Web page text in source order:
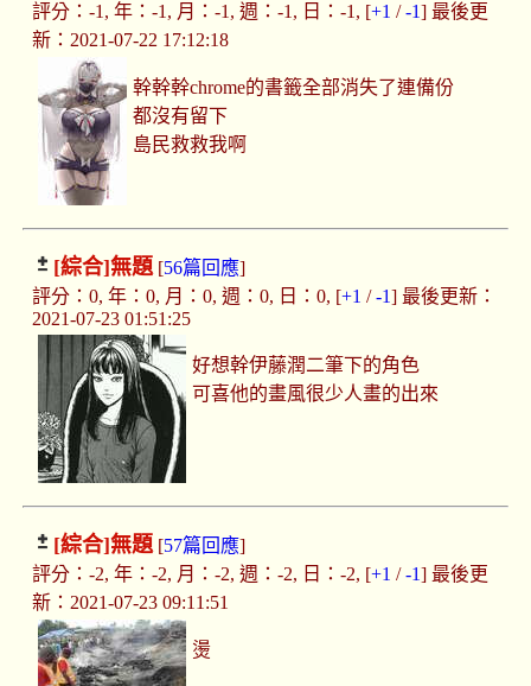
評分：-1, 年：-1, 月：-1, 週：-1, 日：-1, [+1 /-1] 最後更
新：2021-07-22 17:12:18
幹幹幹chrome的書籤全部消失了連備份
都沒有留下
島民救救我啊
[綜合]無題[56篇回應]
評分：0, 年：0, 月：0, 週：0, 日：0, [+1 /-1] 最後更新：
2021-07-23 01:51:25
好想幹伊藤潤二筆下的角色
可喜他的畫風很少人畫的出來
[綜合]無題[57篇回應]
評分：-2, 年：-2, 月：-2, 週：-2, 日：-2, [+1 /-1] 最後更
新：2021-07-23 09:11:51
燙